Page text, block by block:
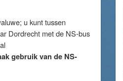
u kunt tussen
Dordrecht met de NS-bus
gebruik van de NS-